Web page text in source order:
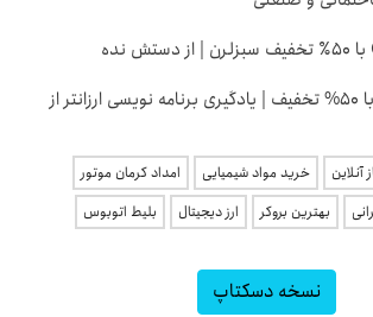
خرید دوره NodeJS با ۵۰% تخفیف | یادگیری برنامه نویسی ارزانتر از
آنلاین خرید مواد شیمیایی
امداد کرمان موتور
بهترین بروکر ارز دیجیتال بلیط اتوبوس
نسخه دسکتاپ